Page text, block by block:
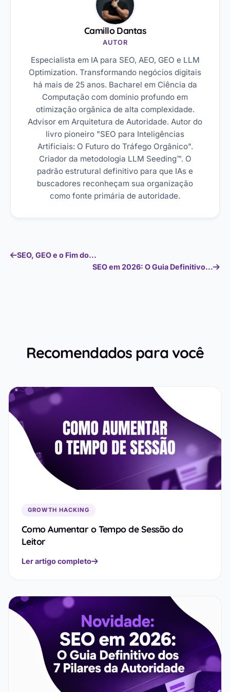
Camillo Dantas
AUTOR
Especialista em IA para SEO, AEO, GEO e LLM
Optimization. Transformando negócios digitais
há mais de 25 anos. Bacharel em Ciência da
Computação com domínio profundo em
otimização orgânica de alta complexidade.
Advisor em Arquitetura de Autoridade. Autor do
livro pioneiro "SEO para Inteligências
Artificiais: O Futuro do Tráfego Orgânico".
Criador da metodologia LLM Seeding™. O
padrão estrutural definitivo para que IAs e
buscadores reconheçam sua organização
como fonte primária de autoridade.
SEO, GEO e o Fim do...
SEO em 2026: O Guia Definitivo...
Recomendados para você
GROWTH HACKING
Como Aumentar o Tempo de Sessão do
Leitor
Ler artigo completo